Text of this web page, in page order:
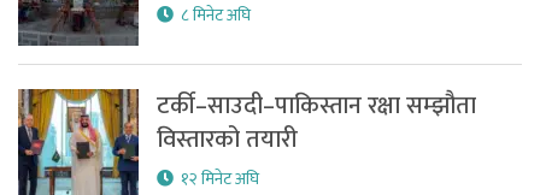
८ मिनेट अघि
टर्की–साउदी–पाकिस्तान रक्षा सम्झौता
विस्तारको तयारी
१२ मिनेट अघि